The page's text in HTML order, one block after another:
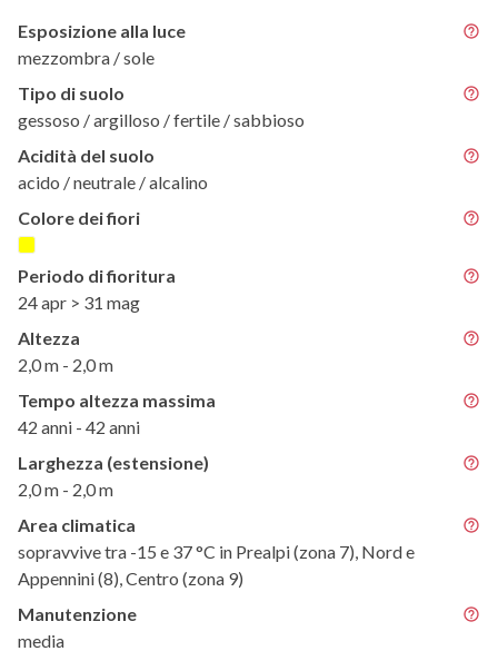
Esposizione alla luce
mezzombra / sole
Tipo di suolo
gessoso / argilloso / fertile / sabbioso
Acidità del suolo
acido / neutrale / alcalino
Colore dei fiori
Periodo di fioritura
24 apr > 31 mag
Altezza
2,0 m - 2,0 m
Tempo altezza massima
42 anni - 42 anni
Larghezza (estensione)
2,0 m - 2,0 m
Area climatica
sopravvive tra -15 e 37 °C in Prealpi (zona 7), Nord e
Appennini (8), Centro (zona 9)
Manutenzione
media